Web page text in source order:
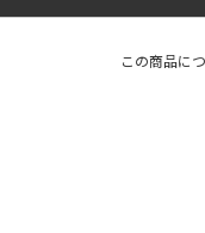
この商品に